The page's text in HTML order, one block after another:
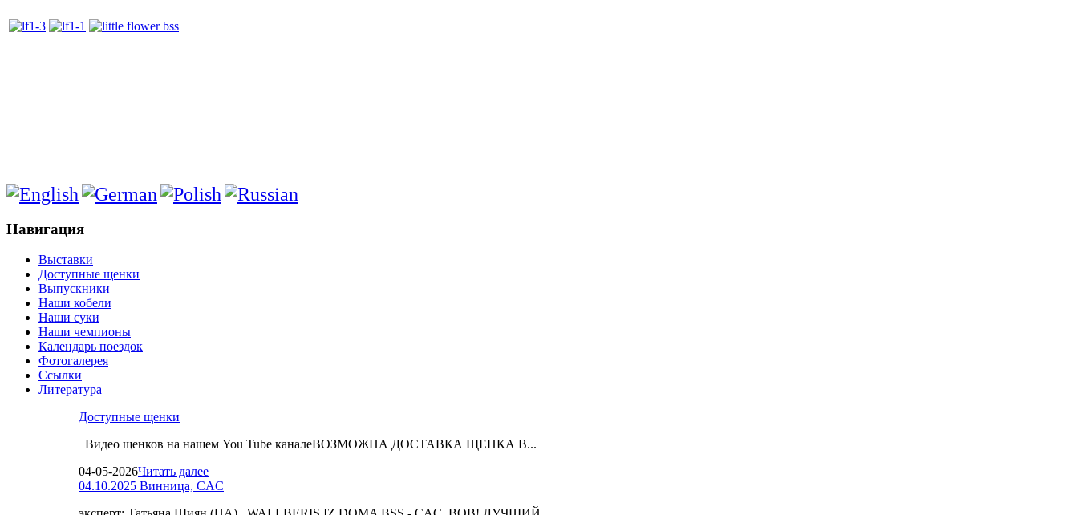
Навигация
Выставки
Доступные щенки
Выпускники
Наши кобели
Наши суки
Наши чемпионы
Календарь поездок
Фотогалерея
Ссылки
Литература
Доступные щенки
Видео щенков на нашем You Tube каналеВОЗМОЖНА ДОСТАВКА ЩЕНКА В...
04-05-2026Читать далее
04.10.2025 Винница, CAC